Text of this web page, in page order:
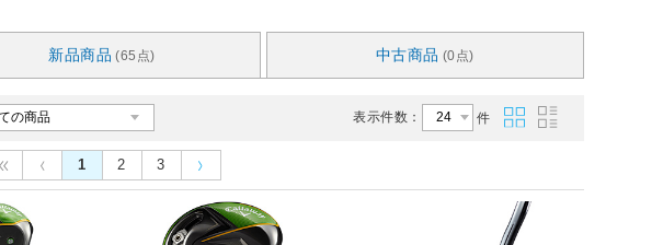
新品商品 (65点) 中古商品 (0点)
表示件数： 件
1 2 3